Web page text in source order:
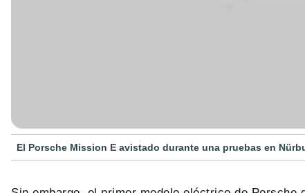
El Porsche Mission E avistado durante una pruebas en